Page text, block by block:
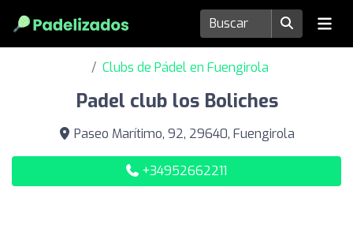
Clubs de Pádel en Fuengirola
Padel club los Boliches
Paseo Marítimo, 92, 29640, Fuengirola
+34952662211